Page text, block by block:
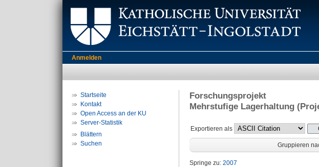
Anmelden
Startseite
Kontakt
Open Access an der KU
Server-Statistik
Blättern
Suchen
Forschungsprojekt
Mehrstufige Lagerhaltung
Exportieren als
Gruppieren
Springe zu: 2007